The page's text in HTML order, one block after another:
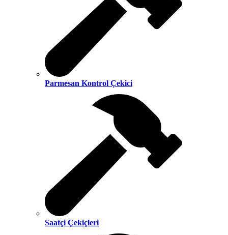
Parmesan Kontrol Çekici
Saatçi Çekiçleri